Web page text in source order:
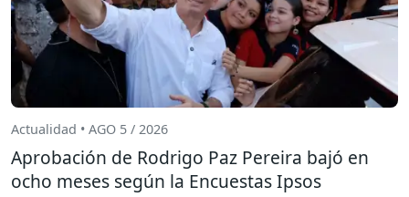
Actualidad • AGO 5 / 2026
Aprobación de Rodrigo Paz Pereira bajó en
ocho meses según la Encuestas Ipsos